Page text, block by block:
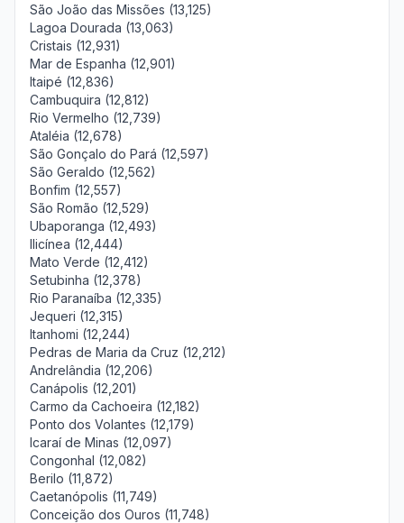
São João das Missões (13,125)
Lagoa Dourada (13,063)
Cristais (12,931)
Mar de Espanha (12,901)
Itaipé (12,836)
Cambuquira (12,812)
Rio Vermelho (12,739)
Ataléia (12,678)
São Gonçalo do Pará (12,597)
São Geraldo (12,562)
Bonfim (12,557)
São Romão (12,529)
Ubaporanga (12,493)
Ilicínea (12,444)
Mato Verde (12,412)
Setubinha (12,378)
Rio Paranaíba (12,335)
Jequeri (12,315)
Itanhomi (12,244)
Pedras de Maria da Cruz (12,212)
Andrelândia (12,206)
Canápolis (12,201)
Carmo da Cachoeira (12,182)
Ponto dos Volantes (12,179)
Icaraí de Minas (12,097)
Congonhal (12,082)
Berilo (11,872)
Caetanópolis (11,749)
Conceição dos Ouros (11,748)